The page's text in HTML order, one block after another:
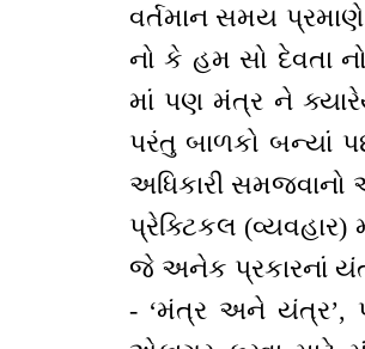
વર્તમાન સમય
નો કે હમ સો દેવતા
માં પણ મંત્ર ને
પરંતુ બાળકો બન્યાં
અધિકારી
પ્રેક્ટિકલ
જે અનેક પ્રકારનાં
- ‘મંત્ર અને યંત્ર’,